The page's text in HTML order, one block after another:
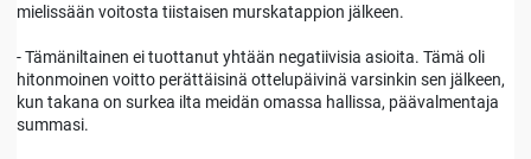
mielissään voitosta tiistaisen murskatappion jälkeen.
- Tämäniltainen ei tuottanut yhtään negatiivisia asioita. Tämä oli
hitonmoinen voitto perättäisinä ottelupäivinä varsinkin sen jälkeen,
kun takana on surkea ilta meidän omassa hallissa, päävalmentaja
summasi.